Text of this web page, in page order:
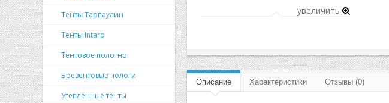
Тенты Тарпаулин
Тенты Intarp
Тентовое полотно
Брезентовые пологи
Утепленные тенты
увеличить
Описание Характеристики Отзывы (0)